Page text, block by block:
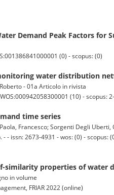
Demand Peak Factors for
(0) - scopus: (0)
water distribution
- 01a Articolo in rivista
(10) - scopus:
time series
Francesco; Sorgenti Degli
- - issn: 2673-4931 - wos: (0) - scopus:
similarity properties of
in volume
FRIAR 2022 (online)